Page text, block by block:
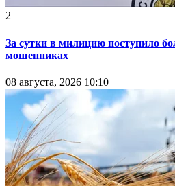
2
За сутки в милицию поступило
мошенниках
08 августа, 2026 10:10